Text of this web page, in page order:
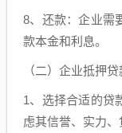
8、还款：企业需
款本金和利息。
（二）企业抵押
1、选择合适的贷
虑其信誉、实力